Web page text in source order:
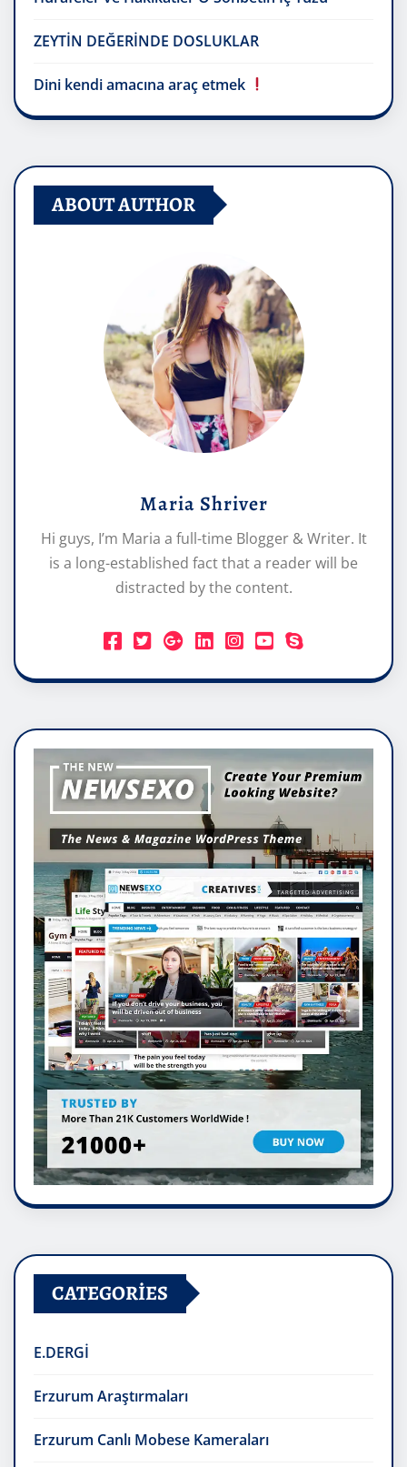
ZEYTİN DEĞERİNDE DOSLUKLAR
Dini kendi amacına araç etmek
ABOUT AUTHOR
Maria Shriver
Hi guys, I’m Maria a full-time Blogger & Writer. It
is a long-established fact that a reader will be
distracted by the content.
CATEGORIES
E.DERGİ
Erzurum Araştırmaları
Erzurum Canlı Mobese Kameraları